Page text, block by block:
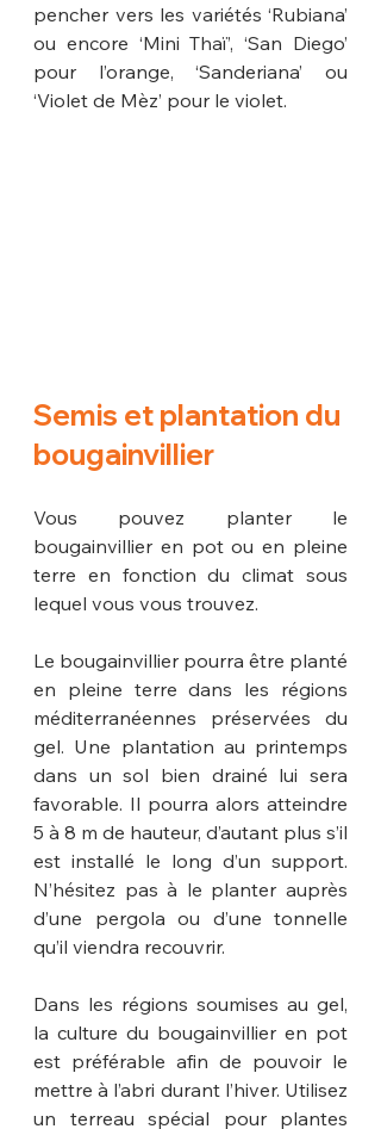
pencher vers les variétés ‘Rubiana’
ou encore ‘Mini Thaï’, ‘San Diego’
pour l’orange, ‘Sanderiana’ ou
‘Violet de Mèz’ pour le violet.
Semis et plantation du
bougainvillier
Vous pouvez planter le
bougainvillier en pot ou en pleine
terre en fonction du climat sous
lequel vous vous trouvez.
Le bougainvillier pourra être planté
en pleine terre dans les régions
méditerranéennes préservées du
gel. Une plantation au printemps
dans un sol bien drainé lui sera
favorable. Il pourra alors atteindre
5 à 8 m de hauteur, d’autant plus s’il
est installé le long d’un support.
N’hésitez pas à le planter auprès
d’une pergola ou d’une tonnelle
qu’il viendra recouvrir.
Dans les régions soumises au gel,
la culture du bougainvillier en pot
est préférable afin de pouvoir le
mettre à l’abri durant l’hiver. Utilisez
un terreau spécial pour plantes